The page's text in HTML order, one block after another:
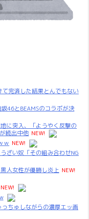
て完済した結果とんでもない
46とBEAMSのコラボが決
に突入、「ようやく反撃の
続出中他 NEW!
ｗ NEW!
ざい奴「その組み合わせNG
人女性が優勝し炎上 NEW!
NEW!
ちゅしながらの濃厚エッ画